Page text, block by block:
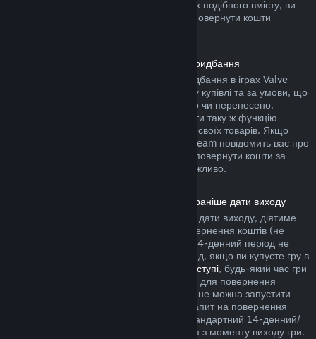
вашого ігрового персонажа). На сторінках подібного вмісту, ви
побачите примітку, у якій написано, що повернути кошти
Повернення коштів за внутрішньоігрові придбання
Steam дозволяє повернути кошти за придбання в іграх Valve
протягом сорока восьми годин з моменту купівлі та за умови, що
їх не було повністю використано, змінено чи перенесено.
Сторонні розробники також можуть додати таку ж функцію
повернення коштів за ігрові предмети до своїх товарів. Якщо
розробники передбачили цю функцію, Steam повідомить вас про
це під час придбання. В інших випадках повернути кошти за
купівлю у грі сторонніх розробників неможливо.
Повернення коштів за продукти, куплені раніше дати виходу
Якщо ви купуєте продукт у Steam раніше дати виходу, діятиме
двогодинне обмеження часу гри для повернення коштів (не
поширюється на бета-тестування), але 14-денний період не
почнеться раніше дати виходу. Наприклад, якщо ви купуєте гру в
пріоритетному доступі, будь-який час гри
зарахується до двогодинного обмеження для повернення
коштів. Якщо ви завчасно купили гру, яку не можна запустити
раніше дати виходу, ви можете подати запит на повернення
коштів у будь-який час до її випуску, а стандартний 14-денний/
двогодинний період застосовуватиметься з моменту виходу гри.